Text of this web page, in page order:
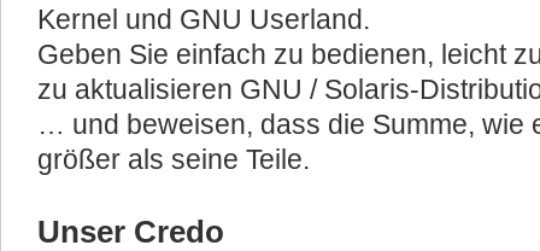
Kernel und GNU Userland.
Geben Sie einfach zu bedienen, leicht
zu aktualisieren GNU / Solaris-
… und beweisen, dass die Summe, wie
größer als seine Teile.
Unser Credo